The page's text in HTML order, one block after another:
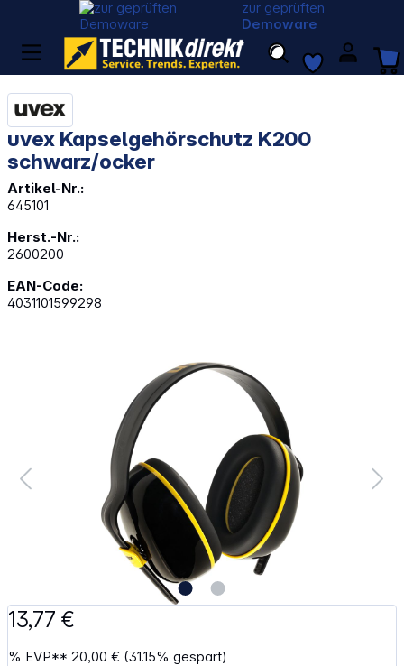
zur geprüften
Demoware
uvex Kapselgehörschutz K200
schwarz/ocker
Artikel-Nr.:
645101
Herst.-Nr.:
2600200
EAN-Code:
4031101599298
Bildergalerie überspringen
13,77 €
% EVP**20,00 € (31.15% gespart)